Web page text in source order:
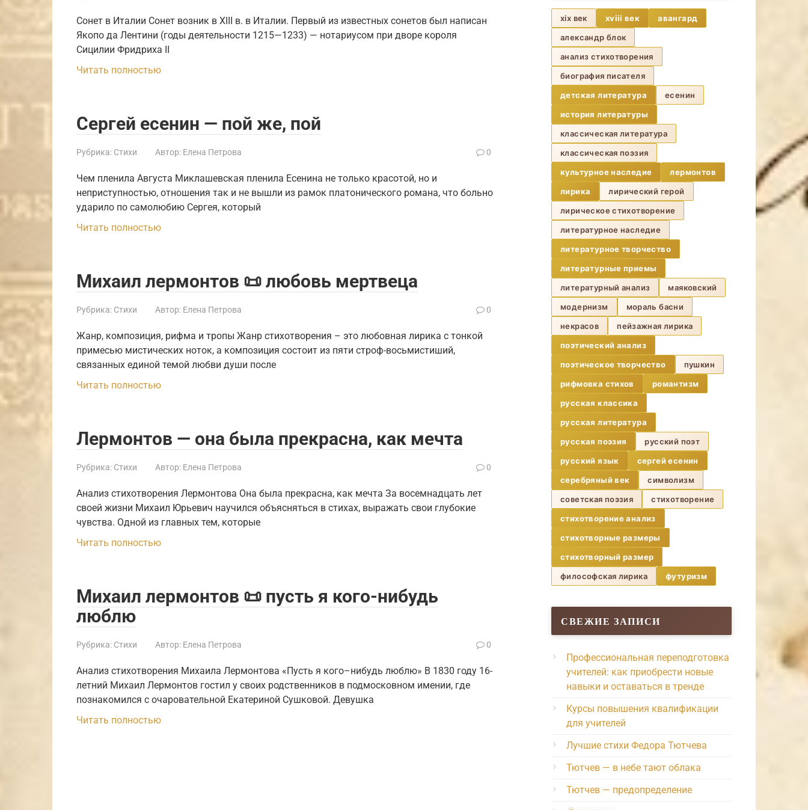
Сонет в Италии Сонет возник в XIII в. в Италии. Первый из известных сонетов был написан
Якопо да Лентини (годы деятельности 1215—1233) — нотариусом при дворе короля
Сицилии Фридриха II
Читать полностью
Сергей есенин — пой же, пой
Рубрика: Стихи Автор: Елена Петрова 0
Чем пленила Августа Миклашевская пленила Есенина не только красотой, но и
неприступностью, отношения так и не вышли из рамок платонического романа, что больно
ударило по самолюбию Сергея, который
Читать полностью
Михаил лермонтов 📜 любовь мертвеца
Рубрика: Стихи Автор: Елена Петрова 0
Жанр, композиция, рифма и тропы Жанр стихотворения – это любовная лирика с тонкой
примесью мистических ноток, а композиция состоит из пяти строф-восьмистиший,
связанных единой темой любви души после
Читать полностью
Лермонтов — она была прекрасна, как мечта
Рубрика: Стихи Автор: Елена Петрова 0
Анализ стихотворения Лермонтова Она была прекрасна, как мечта За восемнадцать лет
своей жизни Михаил Юрьевич научился объясняться в стихах, выражать свои глубокие
чувства. Одной из главных тем, которые
Читать полностью
Михаил лермонтов 📜 пусть я кого-нибудь
люблю
Рубрика: Стихи Автор: Елена Петрова 0
Анализ стихотворения Михаила Лермонтова «Пусть я кого–нибудь люблю» В 1830 году 16-
летний Михаил Лермонтов гостил у своих родственников в подмосковном имении, где
познакомился с очаровательной Екатериной Сушковой. Девушка
Читать полностью
xix век xviii век
авангард
александр блок
анализ стихотворения
биография писателя
детская литература
есенин
история литературы
классическая литература
классическая поэзия
культурное наследие
лермонтов
лирика
лирический герой
лирическое стихотворение
литературное наследие
литературное творчество
литературные приемы
литературный анализ
маяковский
модернизм
мораль басни
некрасов
пейзажная лирика
поэтический анализ
поэтическое творчество
пушкин
рифмовка стихов
романтизм
русская классика
русская литература
русская поэзия
русский поэт
русский язык
сергей есенин
серебряный век
символизм
советская поэзия
стихотворение
стихотворение анализ
стихотворные размеры
стихотворный размер
философская лирика
футуризм
СВЕЖИЕ ЗАПИСИ
Профессиональная переподготовка
учителей: как приобрести новые
навыки и оставаться в тренде
Курсы повышения квалификации
для учителей
Лучшие стихи Федора Тютчева
Тютчев — в небе тают облака
Тютчев — предопределение